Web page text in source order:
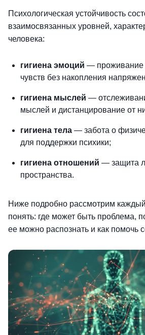
Психологическая устойчивость
взаимосвязанных уровней,
человека:
гигиена эмоций — проживание
чувств без накопления
гигиена мыслей —
мыслей и дистанцирование от
гигиена тела — забота о
для поддержки психики;
гигиена отношений — защита
пространства.
Ниже подробно рассмотрим
понять: где может быть проблема,
ее можно распознать и как помочь